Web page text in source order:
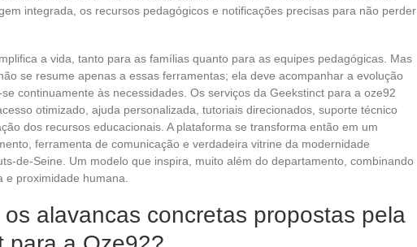
integrada, os recursos pedagógicos e notificações precisas para não perder
a vida, tanto para as famílias quanto para as equipes pedagógicas. Mas
se resume apenas a essas ferramentas; ela deve acompanhar a evolução
continuamente às necessidades. Os serviços da Geekstinct para a oze92
otimizado, ajuda personalizada, tutoriais direcionados, suporte técnico
dos recursos educacionais. A plataforma se transforma então em um
ferramenta de comunicação e verdadeira vitrine da modernidade
de-Seine. Um modelo que inspira, muito além do departamento, combinando
e proximidade humana.
alavancas concretas propostas pela